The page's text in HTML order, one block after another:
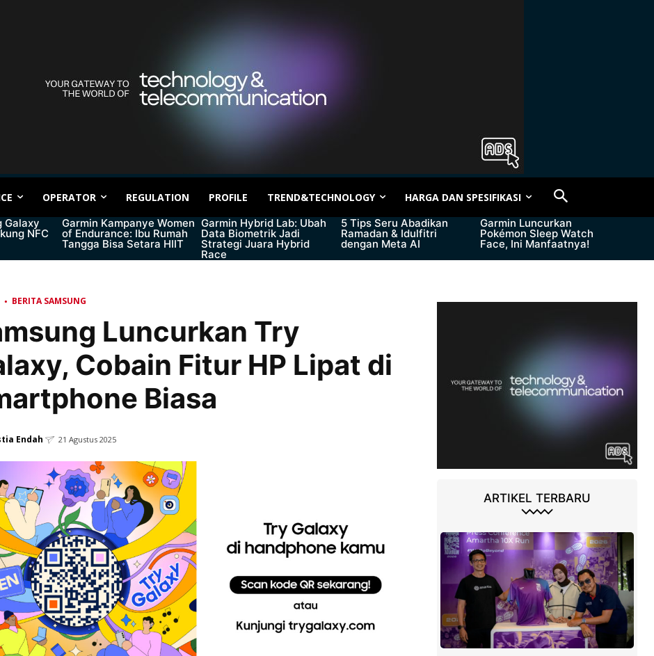
OPERATOR REGULATION PROFILE TREND&TECHNOLOGY HARGA DAN SPESIFIKASI
Galaxy
NFC
Garmin Kampanye Women
of Endurance: Ibu Rumah
Tangga Bisa Setara HIIT
Garmin Hybrid Lab: Ubah
Data Biometrik Jadi
Strategi Juara Hybrid
Race
5 Tips Seru Abadikan
Ramadan & Idulfitri
dengan Meta AI
Garmin Luncurkan
Pokémon Sleep Watch
Face, Ini Manfaatnya!
BERITA SAMSUNG
Luncurkan Try
Cobain Fitur HP Lipat di
Biasa
Endah 21 Agustus 2025
ARTIKEL TERBARU